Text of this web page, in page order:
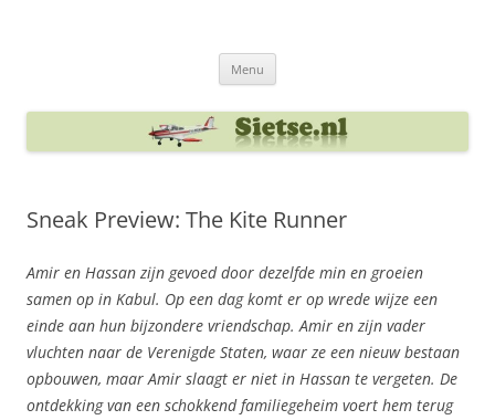
Menu
Sneak Preview: The Kite Runner
Amir en Hassan zijn gevoed door dezelfde min en groeien
samen op in Kabul. Op een dag komt er op wrede wijze een
einde aan hun bijzondere vriendschap. Amir en zijn vader
vluchten naar de Verenigde Staten, waar ze een nieuw bestaan
opbouwen, maar Amir slaagt er niet in Hassan te vergeten. De
ontdekking van een schokkend familiegeheim voert hem terug